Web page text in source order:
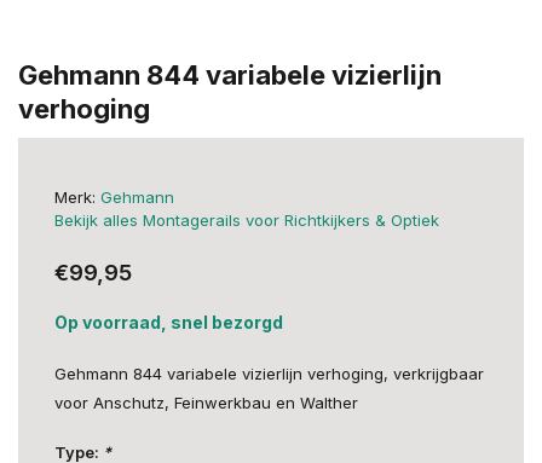
Gehmann 844 variabele vizierlijn
verhoging
Merk: Gehmann
Bekijk alles Montagerails voor Richtkijkers & Optiek
€99,95
Op voorraad, snel bezorgd
Gehmann 844 variabele vizierlijn verhoging, verkrijgbaar
voor Anschutz, Feinwerkbau en Walther
Type: *